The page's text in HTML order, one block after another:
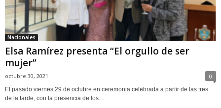
Nacionales
Elsa Ramírez presenta “El orgullo de ser
mujer”
octubre 30, 2021 0
El pasado viernes 29 de octubre en ceremonia celebrada a partir de las tres
de la tarde, con la presencia de los...